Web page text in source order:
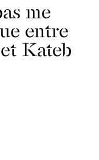
me
entre
Kateb